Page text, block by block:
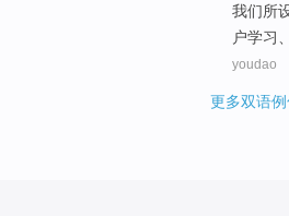
我们所
户学习、
youdao
更多双语例